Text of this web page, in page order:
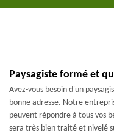
Paysagiste formé et
Avez-vous besoin d'un
bonne adresse. Notre
peuvent répondre à tous vos
sera très bien traité et nivelé